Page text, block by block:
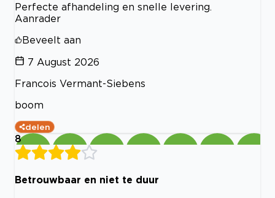
Perfecte afhandeling en snelle levering.
Aanrader
Beveelt aan
7 August 2026
Francois Vermant-Siebens
boom
delen
8
Betrouwbaar en niet te duur